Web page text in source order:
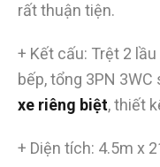
rất thuận tiện.
+ Kết cấu: Trệt 2
bếp, tổng 3PN
xe riêng biệt, thiết
+ Diện tích: 4.5m x